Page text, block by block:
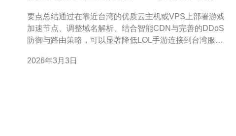
要点总结通过在靠近台湾的优质云主机或VPS上部署游戏
加速节点、调整域名解析、结合智能CDN与完善的DDoS
防御与路由策略，可以显著降低LOL手游连接到台湾服务
讯电讯作为具备台湾节点、BGP多线直连与专业防护的服
2026年3月3日